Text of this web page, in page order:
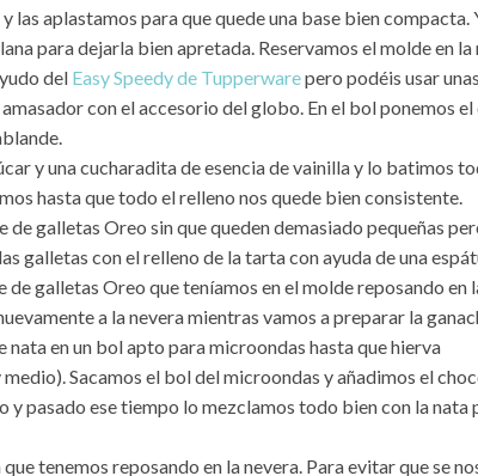
y las aplastamos para que quede una base bien compacta.
para dejarla bien apretada. Reservamos el molde en la
del Easy Speedy de Tupperwarepero podéis usar
con el accesorio del globo. En el bol ponemos el
y una cucharadita de esencia de vainilla y lo batimos
hasta que todo el relleno nos quede bien consistente.
galletas Oreo sin que queden demasiado pequeñas
galletas con el relleno de la tarta con ayuda de una
galletas Oreo que teníamos en el molde reposando en
a la nevera mientras vamos a preparar la
nata en un bol apto para microondas hasta que hierva
Sacamos el bol del microondas y añadimos el
pasado ese tiempo lo mezclamos todo bien con la nata
tenemos reposando en la nevera. Para evitar que se